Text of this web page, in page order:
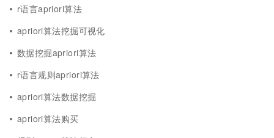
r语言apriori算法
apriori算法挖掘可视化
数据挖掘apriori算法
r语言规则apriori算法
apriori算法数据挖掘
apriori算法购买